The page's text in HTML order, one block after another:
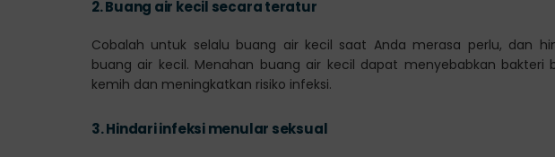
2.Buang air kecil secara teratur
Cobalah untuk selalu buang air kecil saat Anda merasa perlu, dan
buang air kecil. Menahan buang air kecil dapat menyebabkan bakteri
kemih dan meningkatkan risiko infeksi.
3.Hindari infeksi menular seksual